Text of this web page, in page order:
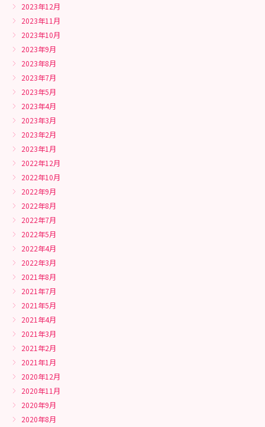
2023年12月
2023年11月
2023年10月
2023年9月
2023年8月
2023年7月
2023年5月
2023年4月
2023年3月
2023年2月
2023年1月
2022年12月
2022年10月
2022年9月
2022年8月
2022年7月
2022年5月
2022年4月
2022年3月
2021年8月
2021年7月
2021年5月
2021年4月
2021年3月
2021年2月
2021年1月
2020年12月
2020年11月
2020年9月
2020年8月